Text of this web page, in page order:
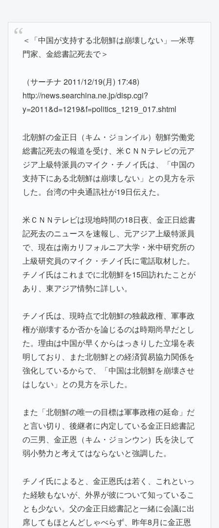
＜「中国が支持する北朝鮮は崩壊しない」―米専
門家、金総書記死去で＞
（サーチナ 2011/12/19(月) 17:48)
http://news.searchina.ne.jp/disp.cgi?
y=2011&d=1219&f=politics_1219_017.shtml
北朝鮮の金正日（キム・ジョンイル）朝鮮労働党
総書記死去の報道を受け、米ＣＮＮテレビの元ア
ジア上級特派員のマイク・チノイ氏は、「中国の
支持下にある北朝鮮は崩壊しない」との見方を示
した。台湾の中央通訊社が19日伝えた。
米ＣＮＮテレビは現地時間の18日夜、金正日総書
記死去のニュースを速報し、元アジア上級特派員
で、現在は南カリフォルニア大学・米中研究所の
上級研究員のマイク・チノイ氏に電話取材した。
チノイ氏はこれまでに北朝鮮を15回訪れたことが
あり、東アジア情勢に詳しい。
チノイ氏は、現時点で北朝鮮の独裁政権、軍事政
権が崩壊するか否かを論じるのは時期尚早だとし
た。理由は中国が早くからはっきりした立場を表
明しており、また北朝鮮との経済貿易協力関係を
強化しているからで、「中国は北朝鮮を崩壊させ
はしない」との見方を示した。
また「北朝鮮の唯一の目標は軍事政権の延命」だ
と言い切り、後継者に内定している金正日総書記
の三男、金正恩（キム・ジョンウン）氏を決して
弱小勢力と考えてはならないと強調した。
チノイ氏によると、金正恩氏は若く、これといっ
た経験もないが、外界が彼について知っているこ
とも少ない。父の金正日総書記と一緒に会議に出
席してもほとんどしゃべらず、昨年8月に金正恩